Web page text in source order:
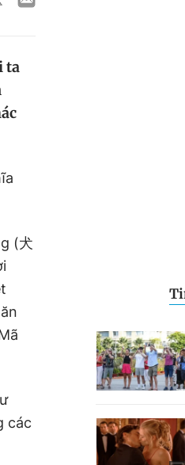
ta
(犬
các